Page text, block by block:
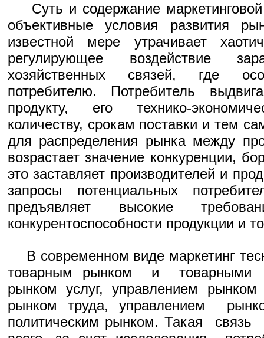
Суть и содержание
объективные условия развития
известной мере утрачивает
регулирующее воздействие
хозяйственных связей, где
потребителю. Потребитель
продукту, его технико-
количеству, срокам поставки и тем
для распределения рынка между
возрастает значение конкуренции,
это заставляет производителей и
запросы потенциальных
предъявляет высокие
конкурентоспособности продукции и
В современном виде маркетинг
товарным рынком и товарными
рынком услуг, управлением рынком
рынком труда, управлением
политическим рынком. Такая связь